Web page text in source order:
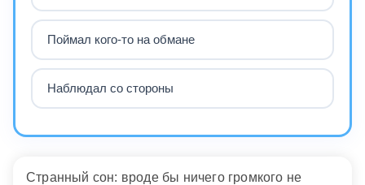
Поймал кого-то на обмане
Наблюдал со стороны
Странный сон: вроде бы ничего громкого не